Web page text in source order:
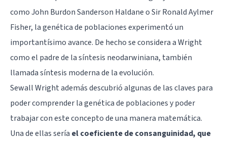
como John Burdon Sanderson Haldane o Sir Ronald Aylmer
Fisher, la genética de poblaciones experimentó un
importantísimo avance. De hecho se considera a Wright
como el padre de la síntesis neodarwiniana, también
llamada síntesis moderna de la evolución.
Sewall Wright además descubrió algunas de las claves para
poder comprender la genética de poblaciones y poder
trabajar con este concepto de una manera matemática.
Una de ellas sería el coeficiente de consanguinidad, que